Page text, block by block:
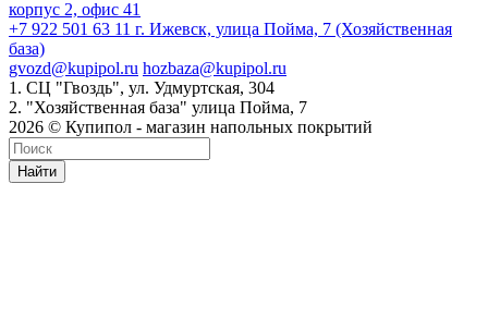
корпус 2, офис 41
+7 922 501 63 11 г. Ижевск, улица Пойма, 7 (Хозяйственная
база)
gvozd@kupipol.ru hozbaza@kupipol.ru
1. СЦ "Гвоздь", ул. Удмуртская, 304
2. "Хозяйственная база" улица Пойма, 7
2026 © Купипол - магазин напольных покрытий
Найти